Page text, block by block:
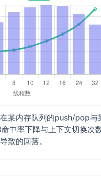
某内存队列的push/pop与
中率下降与上下文切换次
致的回落。